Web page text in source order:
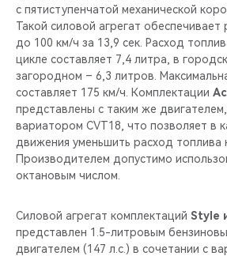
с пятиступенчатой механической
Такой силовой агрегат обеспечивает
до 100 км/ч за 13,9 сек. Расход
цикле составляет 7,4 литра, в
загородном – 6,3 литров.
составляет 175 км/ч. Комплектации
представлены с таким же
вариатором CVT18, что позволяет в
движения уменьшить расход топлива
Производителем допустимо
октановым числом.
Силовой агрегат комплектаций Style
представлен 1.5-литровым
двигателем (147 л.с.) в сочетании с